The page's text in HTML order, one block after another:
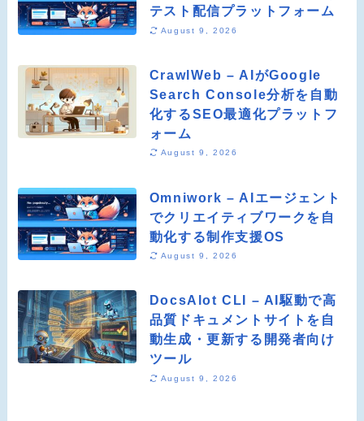
テスト配信プラットフォーム
August 9, 2026
CrawlWeb – AIがGoogle
Search Console分析を自動
化するSEO最適化プラットフ
ォーム
August 9, 2026
Omniwork – AIエージェント
でクリエイティブワークを自
動化する制作支援OS
August 9, 2026
DocsAlot CLI – AI駆動で高
品質ドキュメントサイトを自
動生成・更新する開発者向け
ツール
August 9, 2026